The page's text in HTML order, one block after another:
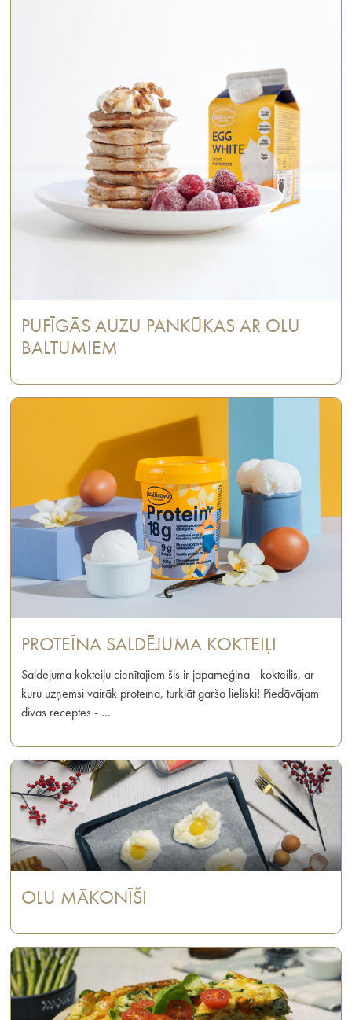
PUFĪGĀS AUZU PANKŪKAS AR OLU
BALTUMIEM
PROTEĪNA SALDĒJUMA KOKTEIĻI
Saldējuma kokteiļu cienītājiem šis ir jāpamēģina - kokteilis, ar
kuru uzņemsi vairāk proteīna, turklāt garšo lieliski! Piedāvājam
divas receptes - …
OLU MĀKONĪŠI